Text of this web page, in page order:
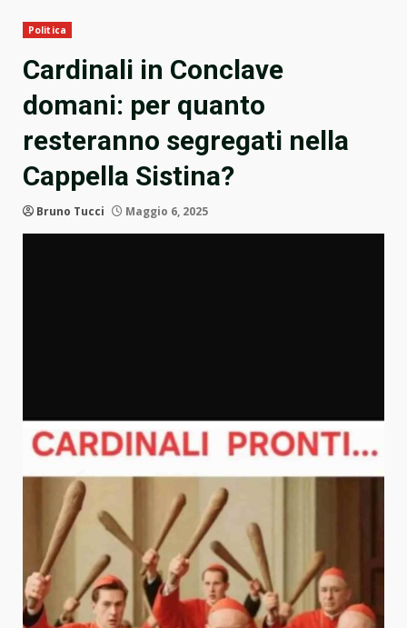
Politica
Cardinali in Conclave
domani: per quanto
resteranno segregati nella
Cappella Sistina?
Bruno Tucci Maggio 6, 2025